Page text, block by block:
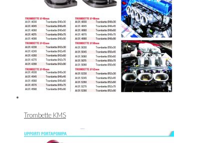
Trombette KMS